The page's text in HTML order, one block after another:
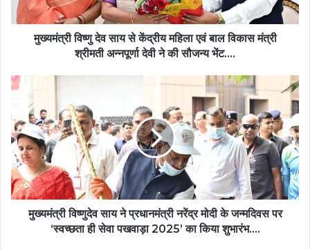
मुख्यमंत्री विष्णु देव साय से केंद्रीय महिला एवं बाल विकास मंत्री
श्रीमती अन्नपूर्णा देवी ने की सौजन्य भेंट….
मुख्यमंत्री विष्णुदेव साय ने प्रधानमंत्री नरेंद्र मोदी के जन्मदिवस पर
‘स्वच्छता ही सेवा पखवाड़ा 2025’ का किया शुभारंभ….